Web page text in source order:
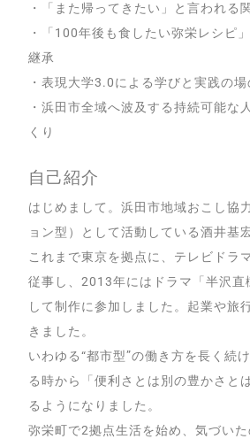
・「また帰ってきたい」と言われる
・「100年後も食したい弥栄レシピ
継承
・表現大学3.0による学びと実践の場
・浜田市全域へ波及する持続可能な
くり
自己紹介
はじめまして。浜田市地域おこし協
ョン型）として活動している酒井基
これまで東京を拠点に、テレビドラ
従事し、2013年にはドラマ「半沢直
して制作に参加しました。起業や旅
きました。
いわゆる“都市型”の働き方を長く続
る時から「便利さとは別の豊かさと
るようになりました。
弥栄町で2拠点生活を始め、気づいた